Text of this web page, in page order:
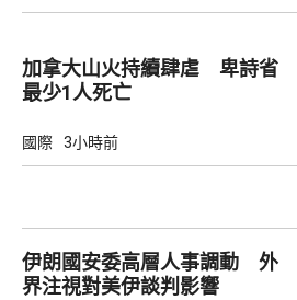
加拿大山火持續肆虐 卑詩省
最少1人死亡
國際 3小時前
伊朗國安委高層人事調動 外
界注視對美伊談判影響